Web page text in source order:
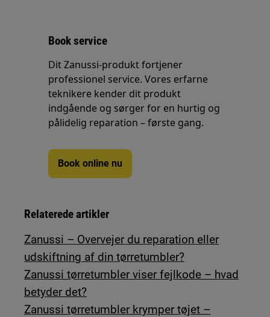
Book service
Dit Zanussi-produkt fortjener
professionel service. Vores erfarne
teknikere kender dit produkt
indgående og sørger for en hurtig og
pålidelig reparation – første gang.
Book online nu
Relaterede artikler
Zanussi – Overvejer du reparation eller
udskiftning af din tørretumbler?
Zanussi tørretumbler viser fejlkode – hvad
betyder det?
Zanussi tørretumbler krymper tøjet –